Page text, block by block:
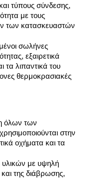
τύπους σύνδεσης,
με τους
των κατασκευαστών
σωλήνες
εξαιρετικά
τα λιπαντικά του
θερμοκρασιακές
όλων των
στην
οχήματα και τα
με υψηλή
της διάβρωσης,